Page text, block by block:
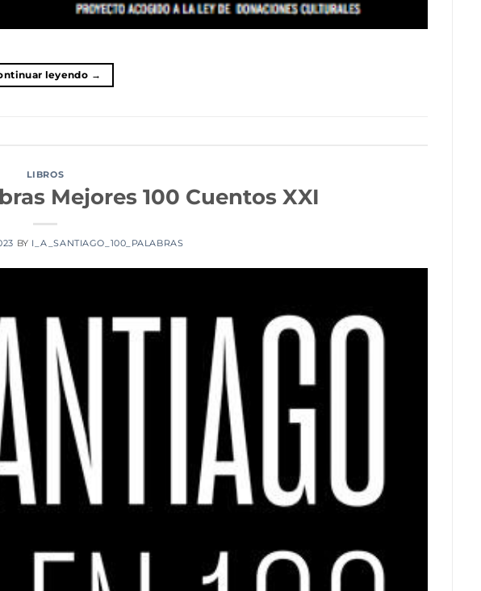
leyendo →
LIBROS
Mejores 100 Cuentos XXI
BY I_A_SANTIAGO_100_PALABRAS